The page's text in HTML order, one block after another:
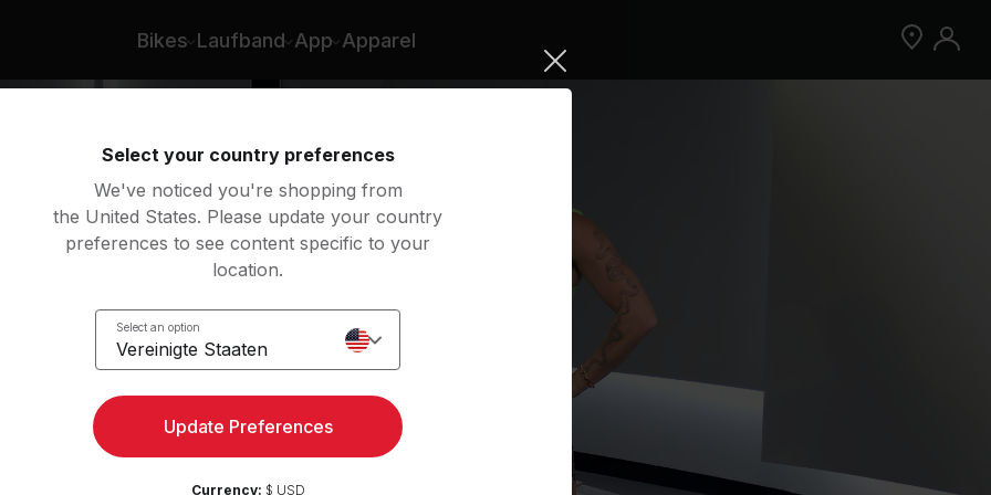
Bikes Laufband App Apparel
Jetzt Peloton App kostenlos testen
Select your country preferences
We've noticed you're shopping from
the United States. Please update your country
preferences to see content specific to your
location.
Select an option
Vereinigte Staaten
Update Preferences
Currency: $ USD